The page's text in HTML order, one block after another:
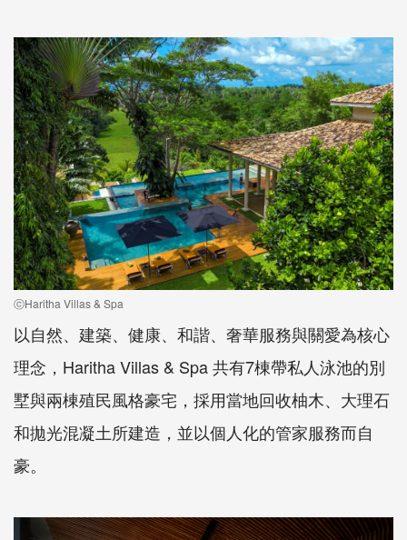
ⓒHaritha Villas & Spa
以自然、建築、健康、和諧、奢華服務與關愛為核心
理念，Haritha Villas & Spa 共有7棟帶私人泳池的別
墅與兩棟殖民風格豪宅，採用當地回收柚木、大理石
和拋光混凝土所建造，並以個人化的管家服務而自
豪。